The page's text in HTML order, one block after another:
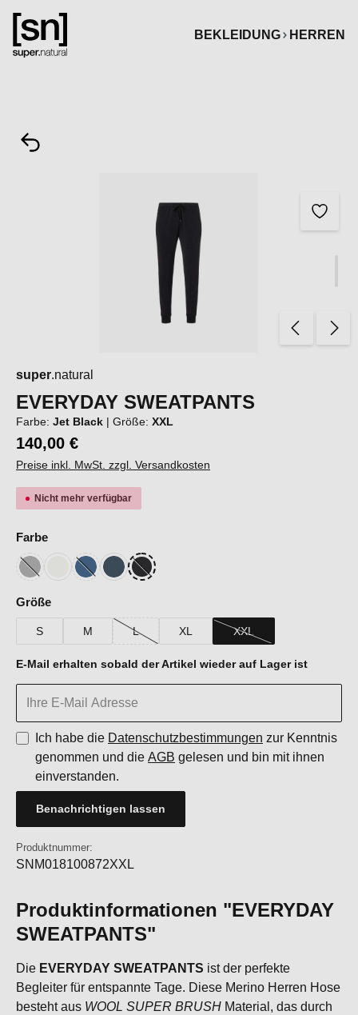
springen
BEKLEIDUNG
HERREN
super.natural
EVERYDAY SWEATPANTS
Farbe: Jet Black | Größe: XXL
140,00 €
Preise inkl. MwSt. zzgl. Versandkosten
Nicht mehr verfügbar
Farbeauswählen
Cashmere Grey Melange
(Diese Option ist zurzeit nicht verfügbar.)
Fresh White
Ocean Blue
(Diese Option ist zurzeit nicht verfügbar.)
BlueberryJet Black
(Diese Option ist zurzeit nicht verfügbar.)
Größeauswählen
S M L
(Diese Option ist zurzeit nicht verfügbar.)
XL XXL
(Diese Option ist zurzeit
E-Mail erhalten sobald der Artikel wieder auf Lager ist
Ich habe die Datenschutzbestimmungen zur Kenntnis
genommen und die AGB gelesen und bin mit ihnen
einverstanden.
Benachrichtigen lassen
Produktnummer:
SNM018100872XXL
Produktinformationen "EVERYDAY
SWEATPANTS"
Die EVERYDAY SWEATPANTS ist der perfekte
Begleiter für entspannte Tage. Diese Merino Herren Hose
besteht aus WOOL SUPER BRUSH Material, das durch